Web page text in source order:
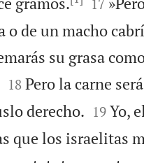
17
o de un macho
su grasa

18 Pero la carne
derecho.
19 Yo,
que los israelitas